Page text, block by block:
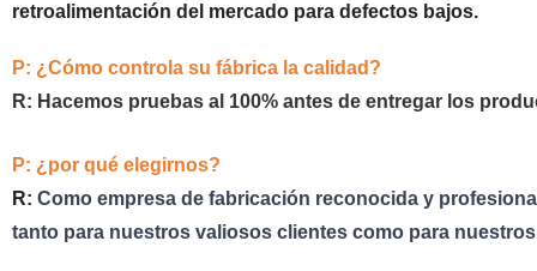
retroalimentación del mercado para defectos bajos.
P: ¿Cómo controla su fábrica la calidad?
R: Hacemos pruebas al 100% antes de entregar los
P: ¿por qué elegirnos?
R: Como empresa de fabricación reconocida y
tanto para nuestros valiosos clientes como para